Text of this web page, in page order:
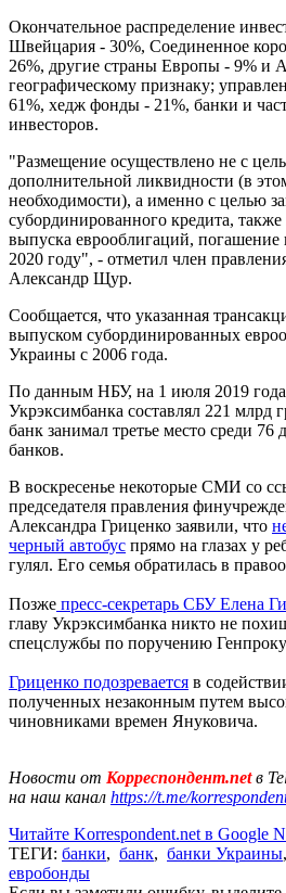
Окончательное распределение
Швейцария - 30%, Соединенное
26%, другие страны Европы - 9% и
географическому признаку;
61%, хедж фонды - 21%, банки и
инвесторов.
"Размещение осуществлено не с
дополнительной ликвидности (в
необходимости), а именно с целью
субординированного кредита,
выпуска еврооблигаций, погашение
2020 году", - отметил член
Александр Щур.
Сообщается, что указанная
выпуском субординированных
Украины с 2006 года.
По данным НБУ, на 1 июля 2019
Укрэксимбанка составлял 221 млрд
банк занимал третье место среди 76
банков.
В воскресенье некоторые СМИ со
председателя правления
Александра Гриценко заявили, что
черный автобус прямо на глазах у
гулял. Его семья обратилась в
Позже пресс-секретарь СБУ Елена
главу Укрэксимбанка никто не
спецслужбы по поручению
Гриценко подозревается в
полученных незаконным путем
чиновниками времен Януковича.
Новости от Корреспондент.netв
на наш канал https://t.me/
Читайте Korrespondent.net в Google
ТЕГИ: банки, банк, банки Украины,
евробонды